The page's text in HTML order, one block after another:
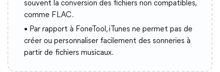
souvent la conversion des fichiers non compatibles,
comme FLAC.
• Par rapport à FoneTool, iTunes ne permet pas de
créer ou personnaliser facilement des sonneries à
partir de fichiers musicaux.